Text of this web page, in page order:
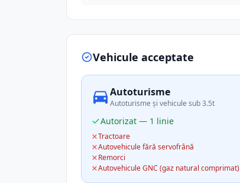
Vehicule acceptate
Autoturisme
Autoturisme și vehicule sub 3.5t
Autorizat — 1 linie
Tractoare
Autovehicule fără servofrână
Remorci
Autovehicule GNC (gaz natural comprimat)